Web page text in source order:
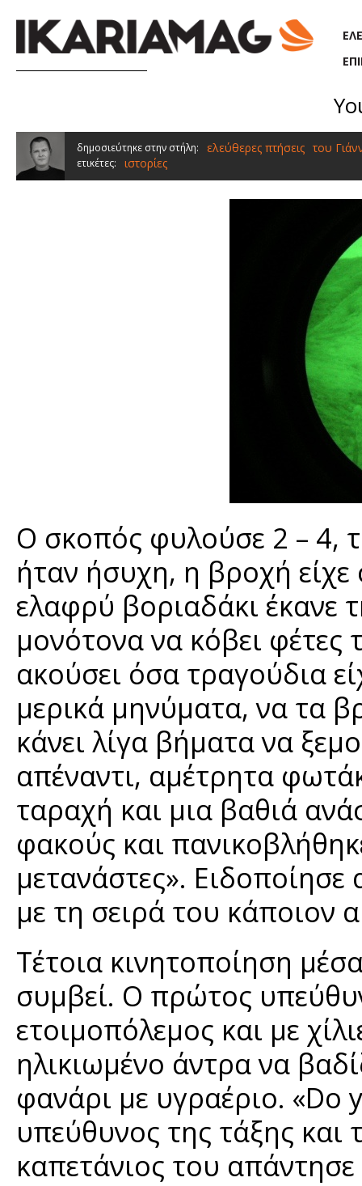
δημοσιεύτηκε στην στήλη: ελεύθερες πτήσεις του
ετικέτες: ιστορίες
Ο σκοπός φυλούσε 2 – 4,
ήταν ήσυχη, η βροχή
ελαφρύ βοριαδάκι έκανε
μονότονα να κόβει
ακούσει όσα τραγούδια
μερικά μηνύματα, να τα
κάνει λίγα βήματα να
απέναντι, αμέτρητα
ταραχή και μια βαθιά
φακούς και
μετανάστες».
με τη σειρά του κάποιον
Τέτοια κινητοποίηση
συμβεί. Ο πρώτος
ετοιμοπόλεμος και με
ηλικιωμένο άντρα να
φανάρι με υγραέριο.
υπεύθυνος της τάξης και
καπετάνιος του